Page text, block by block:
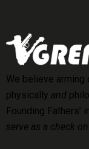
We believe
physically and
Founding Fathers’
serve as a check